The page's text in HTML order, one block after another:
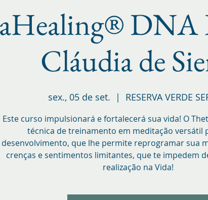
DNA
Cláudia de
sex., 05 de set.
  |
RESERVA VERDE
Este curso impulsionará e fortalecerá sua vida! O
técnica de treinamento em meditação versátil
desenvolvimento, que lhe permite reprogramar sua
crenças e sentimentos limitantes, que te impedem
realização na Vida!